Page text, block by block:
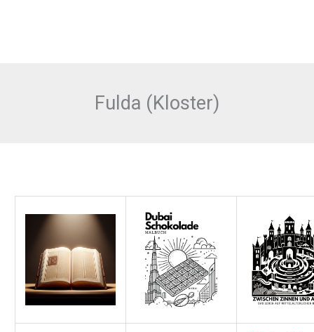
Fulda (Kloster)